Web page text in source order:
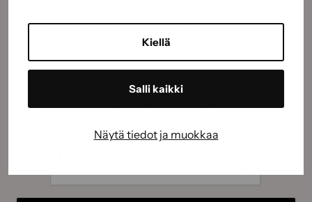
Kiellä
Salli kaikki
Näytä tiedot ja muokkaa
Tilaamalla uutiskirjeemme saat kauden parhaat
vinkit, ohjeet ja tarjoukset suoraan sähköpostiisi.
Sähköposti
(Pakollinen)
Hyväksyn tietojeni käyttämisentietosuojaselosteen
CAPTCHA